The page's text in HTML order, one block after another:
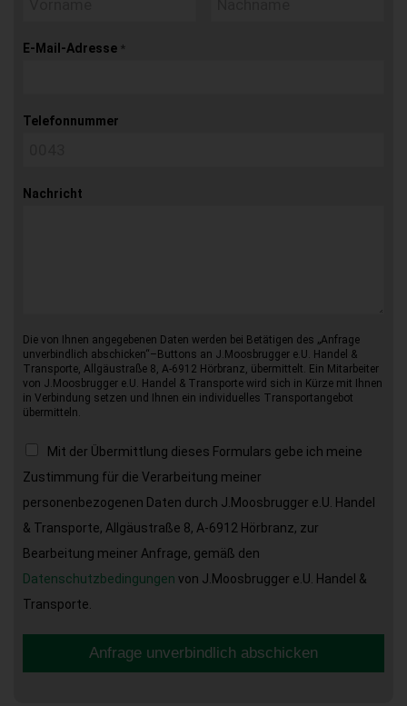
E-Mail-Adresse *
Telefonnummer
Nachricht
Die von Ihnen angegebenen Daten werden bei Betätigen des „Anfrage
unverbindlich abschicken“–Buttons an J.Moosbrugger e.U. Handel &
Transporte, Allgäustraße 8, A-6912 Hörbranz, übermittelt. Ein Mitarbeiter
von J.Moosbrugger e.U. Handel & Transporte wird sich in Kürze mit Ihnen
in Verbindung setzen und Ihnen ein individuelles Transportangebot
übermitteln.
Mit der Übermittlung dieses Formulars gebe ich meine
Zustimmung für die Verarbeitung meiner
personenbezogenen Daten durch J.Moosbrugger e.U. Handel
& Transporte, Allgäustraße 8, A-6912 Hörbranz, zur
Bearbeitung meiner Anfrage, gemäß den
Datenschutzbedingungen von J.Moosbrugger e.U. Handel &
Transporte.
Anfrage unverbindlich abschicken